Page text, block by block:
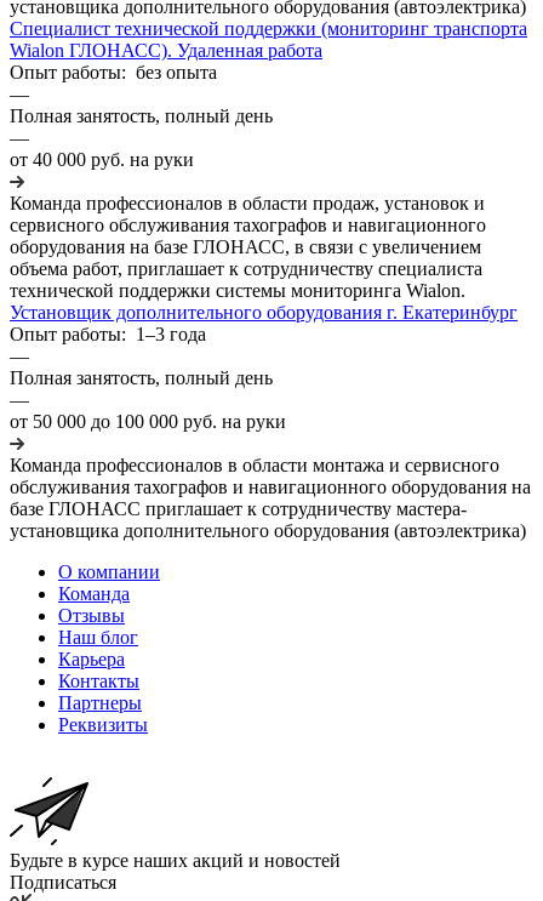
установщика дополнительного оборудования (автоэлектрика)
Специалист технической поддержки (мониторинг транспорта
Wialon ГЛОНАСС). Удаленная работа
Опыт работы: без опыта
—
Полная занятость, полный день
—
от 40 000 руб. на руки
Команда профессионалов в области продаж, установок и
сервисного обслуживания тахографов и навигационного
оборудования на базе ГЛОНАСС, в связи с увеличением
объема работ, приглашает к сотрудничеству специалиста
технической поддержки системы мониторинга Wialon.
Установщик дополнительного оборудования г. Екатеринбург
Опыт работы: 1–3 года
—
Полная занятость, полный день
—
от 50 000 до 100 000 руб. на руки
Команда профессионалов в области монтажа и сервисного
обслуживания тахографов и навигационного оборудования на
базе ГЛОНАСС приглашает к сотрудничеству мастера-
установщика дополнительного оборудования (автоэлектрика)
О компании
Команда
Отзывы
Наш блог
Карьера
Контакты
Партнеры
Реквизиты
Будьте в курсе наших акций и новостей
Подписаться